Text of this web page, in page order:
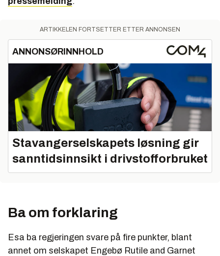
ARTIKKELEN FORTSETTER ETTER ANNONSEN
ANNONSØRINNHOLD
Stavangerselskapets løsning gir
sanntidsinnsikt i drivstofforbruket
Ba om forklaring
Esa ba regjeringen svare på fire punkter, blant
annet om selskapet Engebø Rutile and Garnet